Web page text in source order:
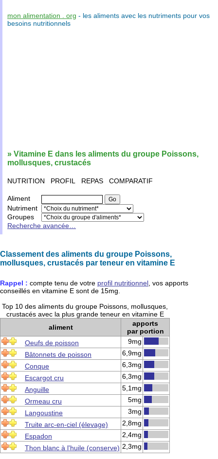
mon alimentation . org - les aliments avec les nutriments pour vos
besoins nutritionnels
» Vitamine E dans les aliments du groupe Poissons,
mollusques, crustacés
NUTRITION PROFIL REPAS COMPARATIF
Aliment
Nutriment
Groupes
Recherche avancée…
Classement des aliments du groupe Poissons,
mollusques, crustacés par teneur en vitamine E
Rappel : compte tenu de votre profil nutritionnel , vos apports
conseillés en vitamine E sont de 15mg
Top 10 des aliments du groupe Poissons, mollusques,
crustacés avec la plus grande teneur en vitamine E
aliment
apports
par portion
Oeufs de poisson
9mg
Bâtonnets de poisson
6,9mg
Conque
6,3mg
Escargot cru
6,3mg
Anguille
5,1mg
Ormeau cru
5mg
Langoustine
3mg
Truite arc-en-ciel (élevage)
2,8mg
Espadon
2,4mg
Thon blanc à l'huile (conserve) 2,3mg